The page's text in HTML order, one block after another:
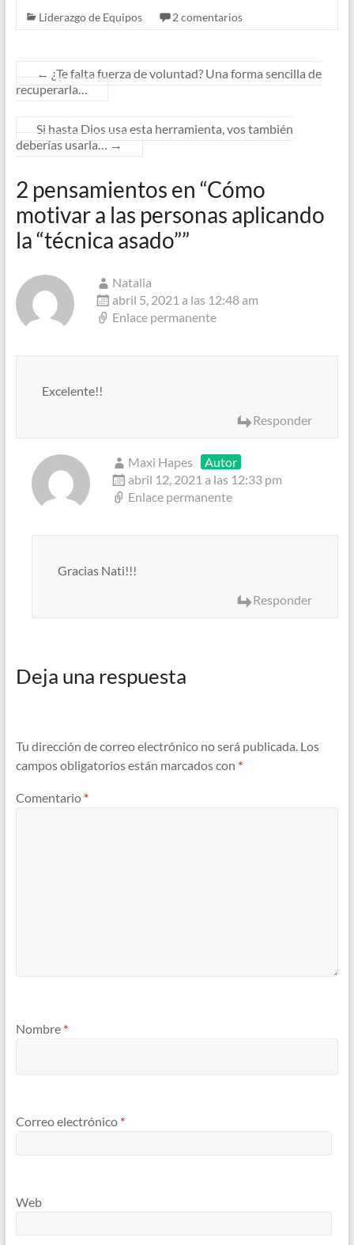
Liderazgo de Equipos 2 comentarios
← ¿Te falta fuerza de voluntad? Una forma sencilla de
recuperarla…
Si hasta Dios usa esta herramienta, vos también
deberías usarla… →
2 pensamientos en “Cómo
motivar a las personas aplicando
la “técnica asado””
Natalia
abril 5, 2021 a las 12:48 am
Enlace permanente
Excelente!!
Responder
Maxi Hapes
Autor
abril 12, 2021 a las 12:33 pm
Enlace permanente
Gracias Nati!!!
Responder
Deja una respuesta
Tu dirección de correo electrónico no será publicada. Los
campos obligatorios están marcados con *
Comentario *
Nombre *
Correo electrónico *
Web